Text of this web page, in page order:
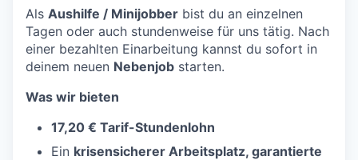
Als Aushilfe / Minijobber bist du an einzelnen
Tagen oder auch stundenweise für uns tätig. Nach
einer bezahlten Einarbeitung kannst du sofort in
deinem neuen Nebenjob starten.
Was wir bieten
17,20 € Tarif-Stundenlohn
Ein krisensicherer Arbeitsplatz, garantierte